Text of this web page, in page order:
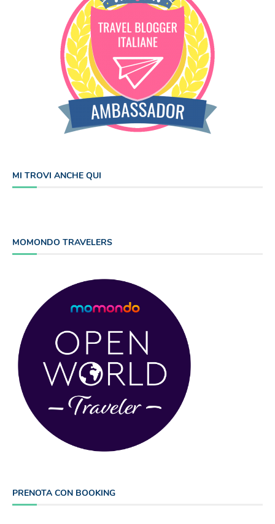
MI TROVI ANCHE QUI
MOMONDO TRAVELERS
PRENOTA CON BOOKING